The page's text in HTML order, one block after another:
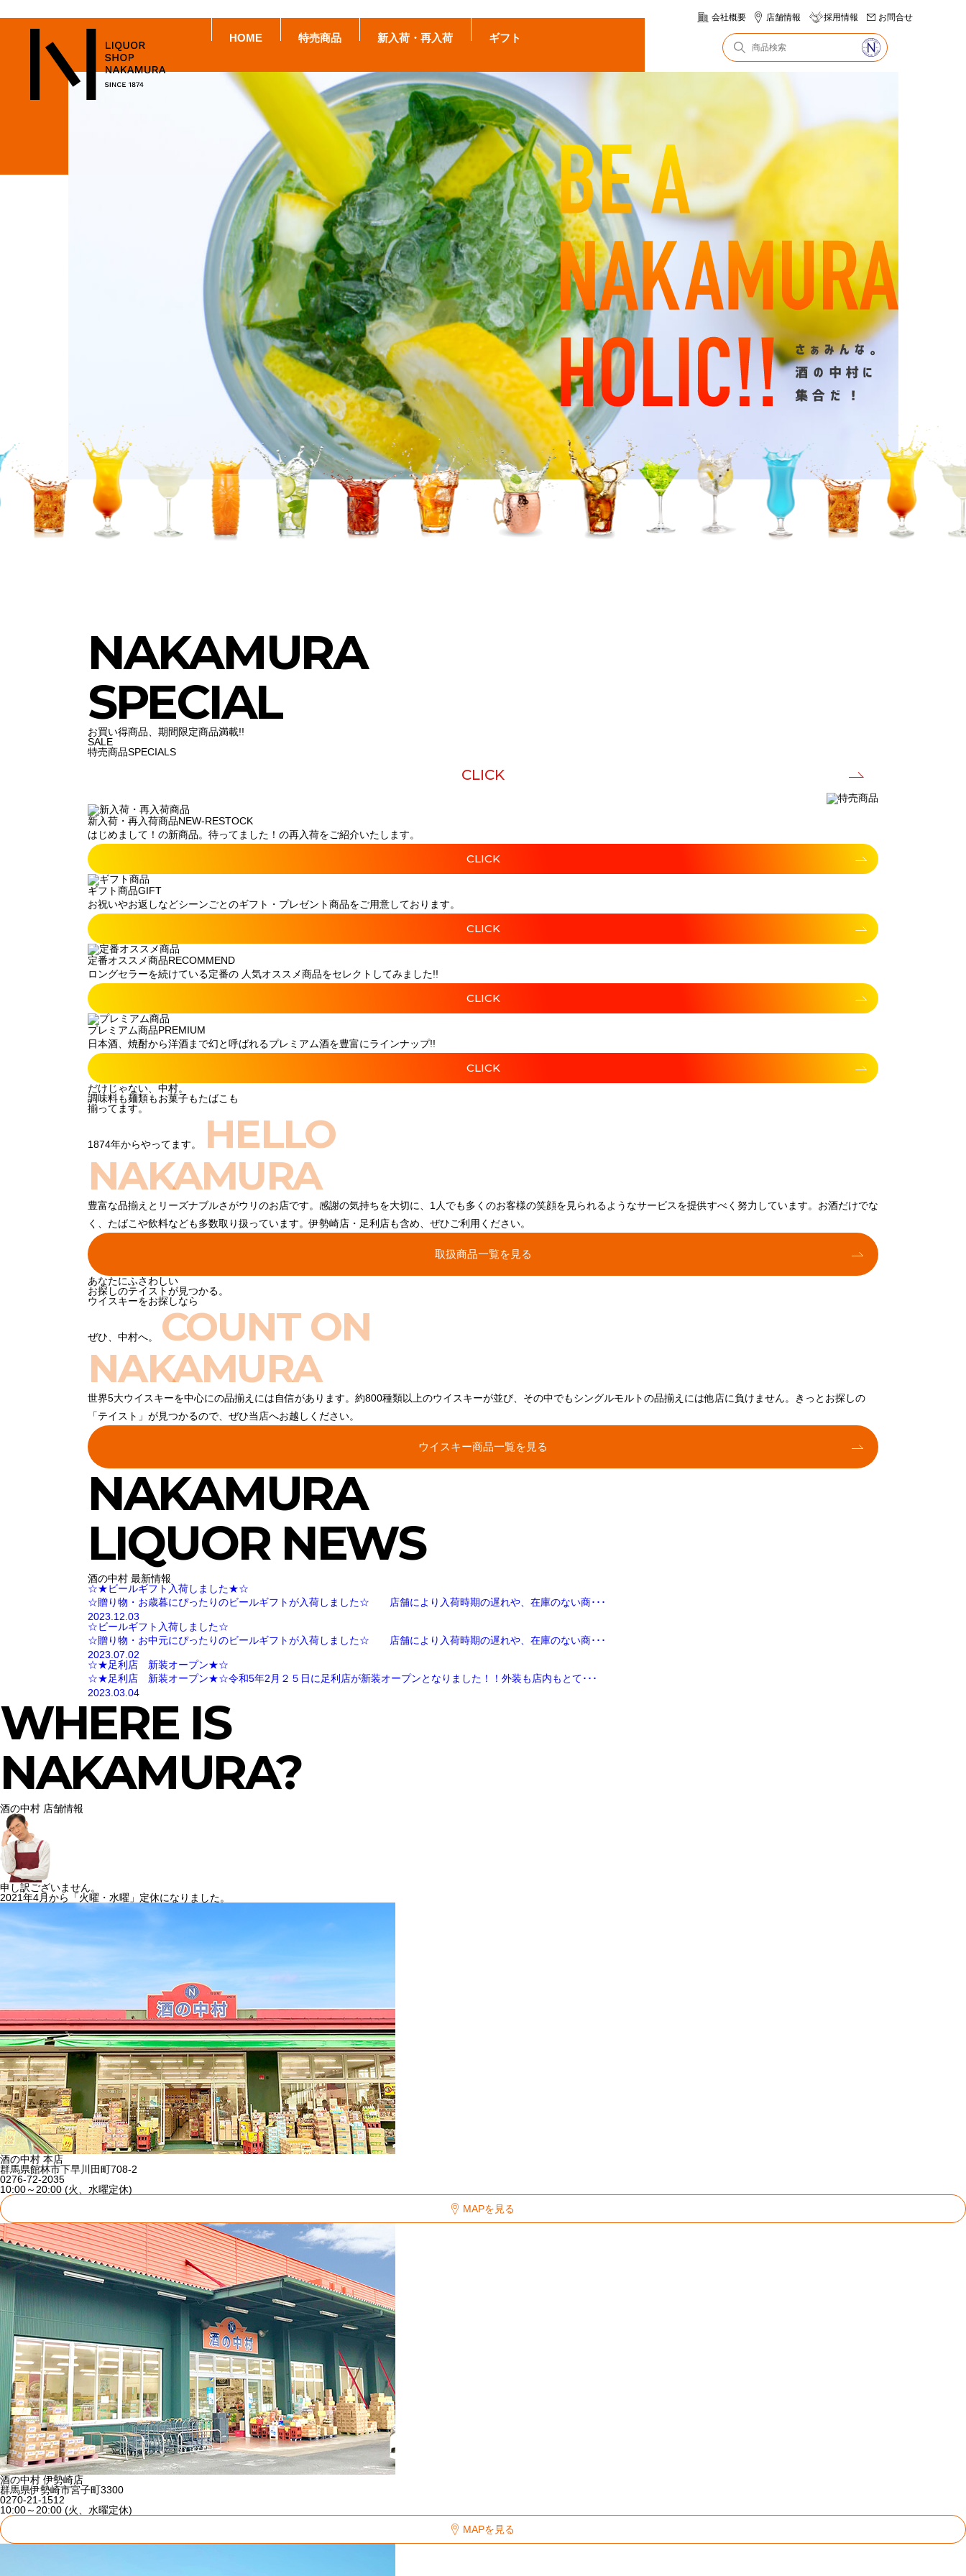
HOME 特売商品 新入荷・再入荷 ギフト
会社概要 店舗情報 採用情報 お問合せ
NAKAMURA
SPECIAL
お買い得商品、期間限定商品満載!!
SALE
特売商品SPECIALS
CLICK
新入荷・再入荷商品NEW-RESTOCK
はじめまして！の新商品。待ってました！の再入荷をご紹介いたします。
CLICK
ギフト商品GIFT
お祝いやお返しなどシーンごとのギフト・プレゼント商品をご用意しております。
CLICK
定番オススメ商品RECOMMEND
ロングセラーを続けている定番の 人気オススメ商品をセレクトしてみました!!
CLICK
プレミアム商品PREMIUM
日本酒、焼酎から洋酒まで幻と呼ばれるプレミアム酒を豊富にラインナップ!!
CLICK
だけじゃない、中村。
調味料も麺類もお菓子もたばこも
揃ってます。
1874年からやってます。
HELLO
NAKAMURA
豊富な品揃えとリーズナブルさがウリのお店です。感謝の気持ちを大切に、1人でも多くのお客様の笑顔を見られるようなサービスを提供すべく努力しています。お酒だけでな
く、たばこや飲料なども多数取り扱っています。伊勢崎店・足利店も含め、ぜひご利用ください。
取扱商品一覧を見る
あなたにふさわしい
お探しのテイストが見つかる。
ウイスキーをお探しなら
ぜひ、中村へ。
COUNT ON
NAKAMURA
世界5大ウイスキーを中心にの品揃えには自信があります。約800種類以上のウイスキーが並び、その中でもシングルモルトの品揃えには他店に負けません。きっとお探しの
「テイスト」が見つかるので、ぜひ当店へお越しください。
ウイスキー商品一覧を見る
NAKAMURA
LIQUOR NEWS
酒の中村 最新情報
☆★ビールギフト入荷しました★☆
☆贈り物・お歳暮にぴったりのビールギフトが入荷しました☆ 店舗により入荷時期の遅れや、在庫のない商･･･
2023.12.03
☆ビールギフト入荷しました☆
☆贈り物・お中元にぴったりのビールギフトが入荷しました☆ 店舗により入荷時期の遅れや、在庫のない商･･･
2023.07.02
☆★足利店 新装オープン★☆
☆★足利店 新装オープン★☆令和5年2月２５日に足利店が新装オープンとなりました！！外装も店内もとて･･･
2023.03.04
WHERE IS
NAKAMURA?
酒の中村 店舗情報
申し訳ございません。
2021年4月から「火曜・水曜」定休になりました。
酒の中村 本店
群馬県館林市下早川田町708-2
0276-72-2035
10:00～20:00 (火、水曜定休)
MAPを見る
酒の中村 伊勢崎店
群馬県伊勢崎市宮子町3300
0270-21-1512
10:00～20:00 (火、水曜定休)
MAPを見る